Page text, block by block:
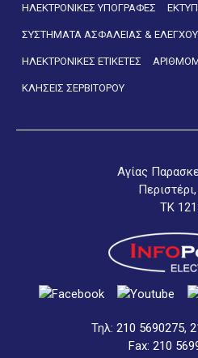
ΗΛΕΚΤΡΟΝΙΚΕΣ ΥΠΟΓΡΑΦΕΣ
ΣΥΣΤΗΜΑΤΑ ΑΣΦΑΛΕΙΑΣ & ΕΛΕΓΧΟΥ
ΗΛΕΚΤΡΟΝΙΚΕΣ ΕΤΙΚΕΤΕΣ
ΚΛΗΣΕΙΣ ΣΕΡΒΙΤΟΡΟΥ
Αγίας
ΤΚ
Τηλ:210 5690275,
Fax: 210